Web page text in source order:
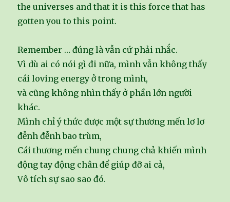
the universes and that it is this force that has
gotten you to this point.
Remember … đúng là vẫn cứ phải nhắc.
Vì dù ai có nói gì đi nữa, mình vẫn không thấy
cái loving energy ở trong mình,
và cũng không nhìn thấy ở phần lớn người
khác.
Mình chỉ ý thức được một sự thương mến lơ lơ
đễnh đễnh bao trùm,
Cái thương mến chung chung chả khiến mình
động tay động chân để giúp đỡ ai cả,
Vô tích sự sao sao đó.